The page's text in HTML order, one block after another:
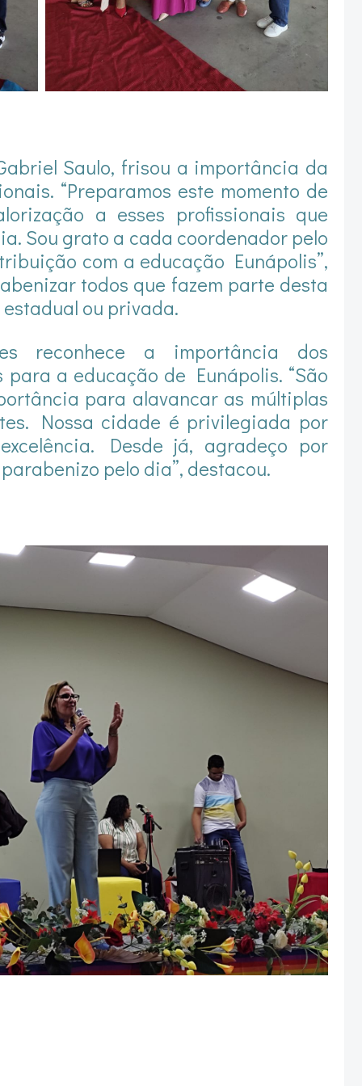
Saulo, frisou a importância da
“Preparamos este momento de
a esses profissionais que
Sou grato a cada coordenador pelo
com a educação Eunápolis”,
todos que fazem parte desta
ou privada.
reconhece a importância dos
a educação de Eunápolis. “São
para alavancar as múltiplas
Nossa cidade é privilegiada por
Desde já, agradeço por
pelo dia”, destacou.